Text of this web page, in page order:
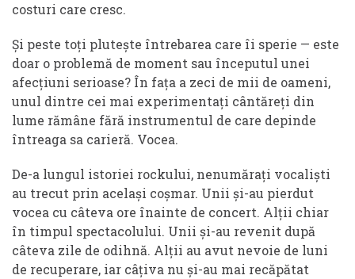
costuri care cresc.
Și peste toți plutește întrebarea care îi sperie — este
doar o problemă de moment sau începutul unei
afecțiuni serioase? În fața a zeci de mii de oameni,
unul dintre cei mai experimentați cântăreți din
lume rămâne fără instrumentul de care depinde
întreaga sa carieră. Vocea.
De-a lungul istoriei rockului, nenumărați vocaliști
au trecut prin același coșmar. Unii și-au pierdut
vocea cu câteva ore înainte de concert. Alții chiar
în timpul spectacolului. Unii și-au revenit după
câteva zile de odihnă. Alții au avut nevoie de luni
de recuperare, iar câțiva nu și-au mai recăpătat